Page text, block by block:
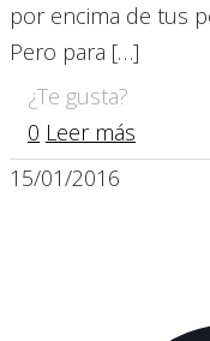
por encima de tus
Pero para […]
¿Te gusta?
0 Leer más
15/01/2016